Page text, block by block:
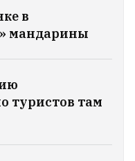
в
мандарины
туристов там
вышла